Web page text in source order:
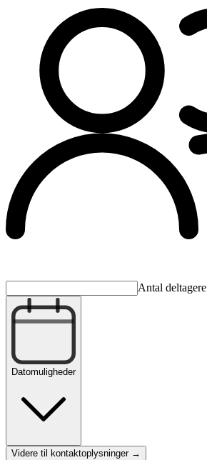
Antal deltagere
Datomuligheder
Videre til kontaktoplysninger →